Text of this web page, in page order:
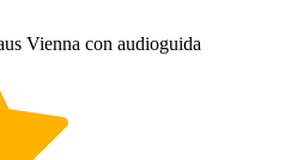
Vienna con audioguida